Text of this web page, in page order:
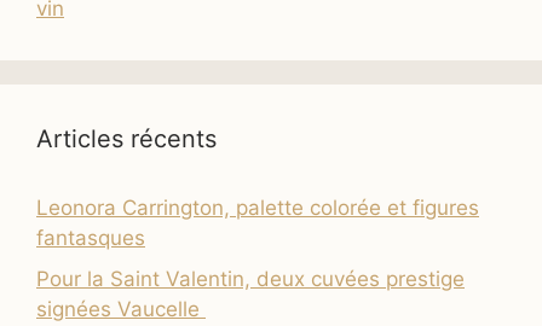
vin
Articles récents
Leonora Carrington, palette colorée et figures
fantasques
Pour la Saint Valentin, deux cuvées prestige
signées Vaucelle